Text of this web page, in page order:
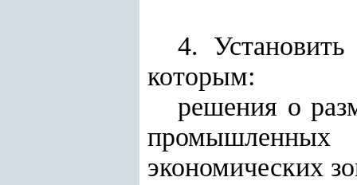
4.
которым:
решения о
промышленных
экономических